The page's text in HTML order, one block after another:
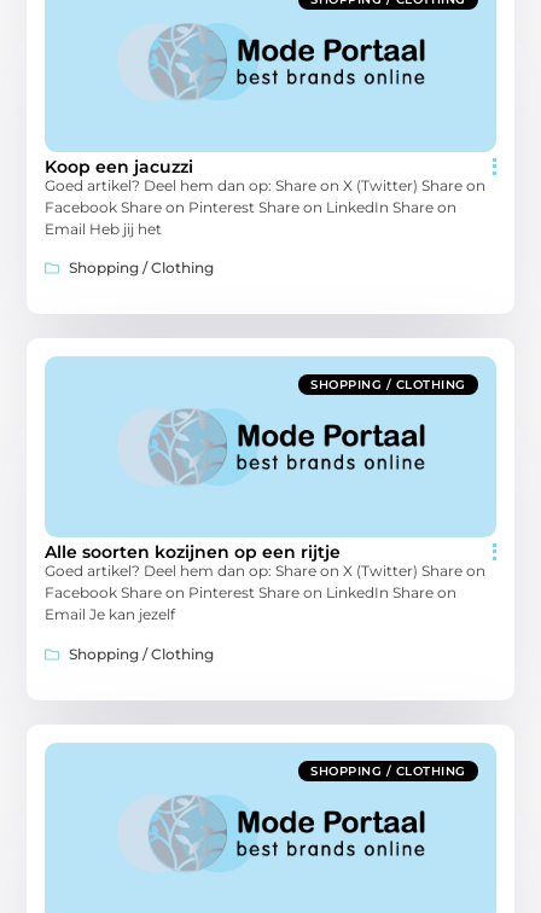
Koop een jacuzzi
Goed artikel? Deel hem dan op: Share on X (Twitter) Share on
Facebook Share on Pinterest Share on LinkedIn Share on
Email Heb jij het
Shopping / Clothing
SHOPPING / CLOTHING
Alle soorten kozijnen op een rijtje
Goed artikel? Deel hem dan op: Share on X (Twitter) Share on
Facebook Share on Pinterest Share on LinkedIn Share on
Email Je kan jezelf
Shopping / Clothing
SHOPPING / CLOTHING